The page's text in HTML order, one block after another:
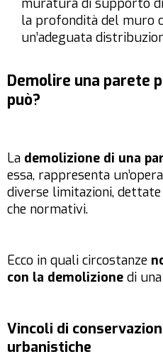
muratura di supporto
la profondità del muro
un’adeguata
Demolire una parete
può?
La demolizione di una
essa, rappresenta
diverse limitazioni,
che normativi.
Ecco in quali circostanze
con la demolizione di
Vincoli di
urbanistiche